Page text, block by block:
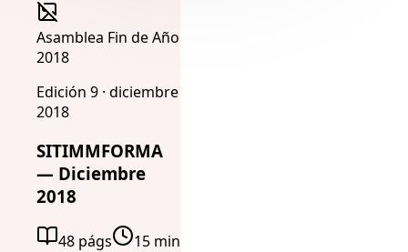
Asamblea Fin de Año
2018
Edición 9 · diciembre
2018
SITIMMFORMA
— Diciembre
2018
48 págs
15 min